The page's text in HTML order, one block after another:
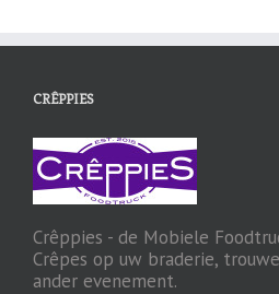
CRÊPPIES
Crêppies - de Mobiele
Crêpes op uw braderie,
ander evenement.